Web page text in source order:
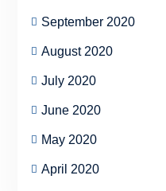
September 2020
August 2020
July 2020
June 2020
May 2020
April 2020